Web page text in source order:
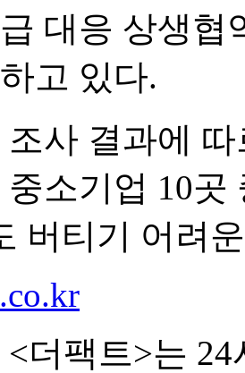
대응 상생협
고 있다.
조사 결과에
소기업 10
버티기 어려
<더팩트>는